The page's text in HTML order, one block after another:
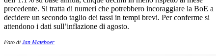
precedente. Si tratta di numeri che potrebbero incoraggiare la BoE a
decidere un secondo taglio dei tassi in tempi brevi. Per conferme si
attendono i dati sull’inflazione di agosto.
Foto di Jan Mateboer